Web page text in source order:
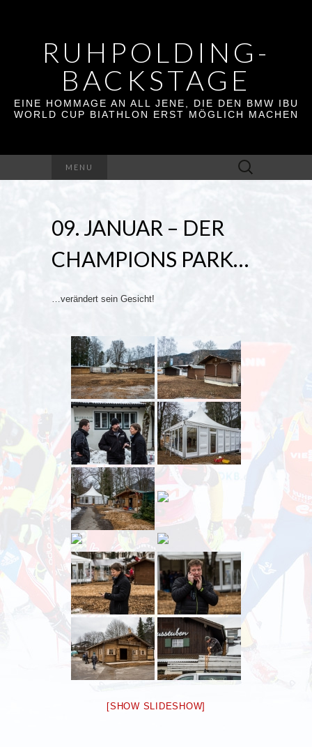
RUHPOLDING-
BACKSTAGE
EINE HOMMAGE AN ALL JENE, DIE DEN BMW IBU
WORLD CUP BIATHLON ERST MÖGLICH MACHEN
MENU
Suchen
nach:
09. JANUAR – DER
CHAMPIONS PARK…
…verändert sein Gesicht!
[SHOW SLIDESHOW]